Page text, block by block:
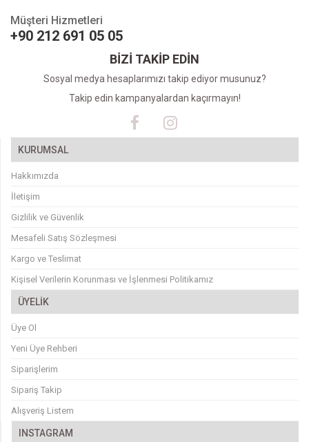
Müşteri Hizmetleri
+90 212 691 05 05
BİZİ TAKİP EDİN
Sosyal medya hesaplarımızı takip ediyor musunuz?
Takip edin kampanyalardan kaçırmayın!
KURUMSAL
Hakkımızda
İletişim
Gizlilik ve Güvenlik
Mesafeli Satış Sözleşmesi
Kargo ve Teslimat
Kişisel Verilerin Korunması ve İşlenmesi Politikamız
ÜYELİK
Üye Ol
Yeni Üye Rehberi
Siparişlerim
Sipariş Takip
Alışveriş Listem
INSTAGRAM